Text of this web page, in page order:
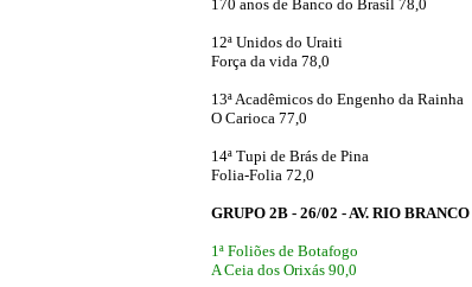
170 anos de Banco do Brasil 78,0
12ª Unidos do Uraiti
Força da vida 78,0
13ª Acadêmicos do Engenho da Rainha
O Carioca 77,0
14ª Tupi de Brás de Pina
Folia-Folia 72,0
GRUPO 2B - 26/02 - AV. RIO BRANCO
1ª Foliões de Botafogo
A Ceia dos Orixás 90,0